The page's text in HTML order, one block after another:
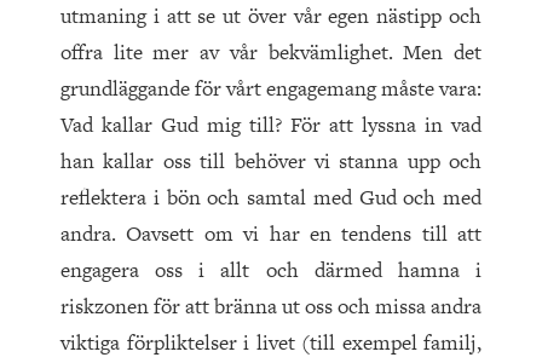
utmaning i att se ut över vår egen nästipp och
offra lite mer av vår bekvämlighet. Men det
grundläggande för vårt engagemang måste vara:
Vad kallar Gud mig till? För att lyssna in vad
han kallar oss till behöver vi stanna upp och
reflektera i bön och samtal med Gud och med
andra. Oavsett om vi har en tendens till att
engagera oss i allt och därmed hamna i
riskzonen för att bränna ut oss och missa andra
viktiga förpliktelser i livet (till exempel familj,